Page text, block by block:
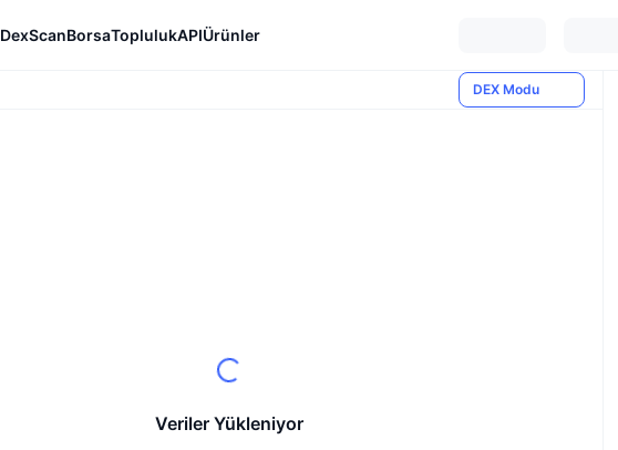
DexScanBorsaToplulukAPIÜrünler
DEX Modu
Veriler Yükleniyor